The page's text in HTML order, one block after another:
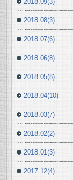
2018.08(3)
2018.07(6)
2018.06(8)
2018.05(8)
2018.04(10)
2018.03(7)
2018.02(2)
2018.01(3)
2017.12(4)